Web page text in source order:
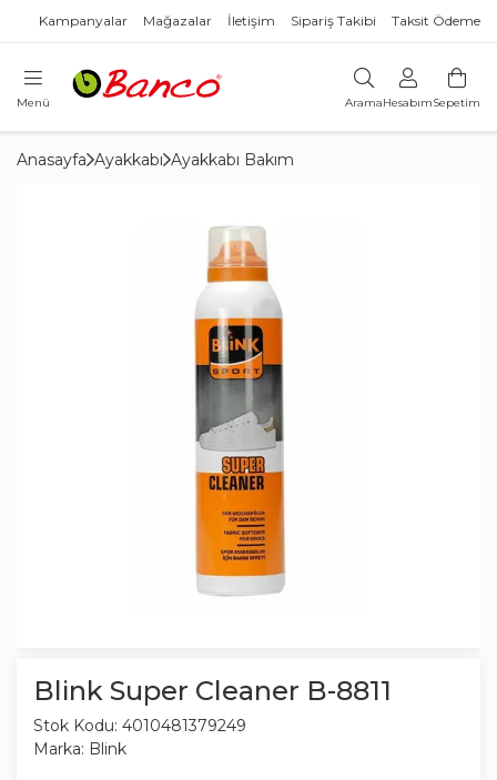
Kampanyalar Mağazalar İletişim Sipariş Takibi Taksit Ödeme
Menü AramaHesabımSepetim
Anasayfa Ayakkabı Ayakkabı Bakım
Blink Super Cleaner B-8811
Stok Kodu: 4010481379249
Marka: Blink